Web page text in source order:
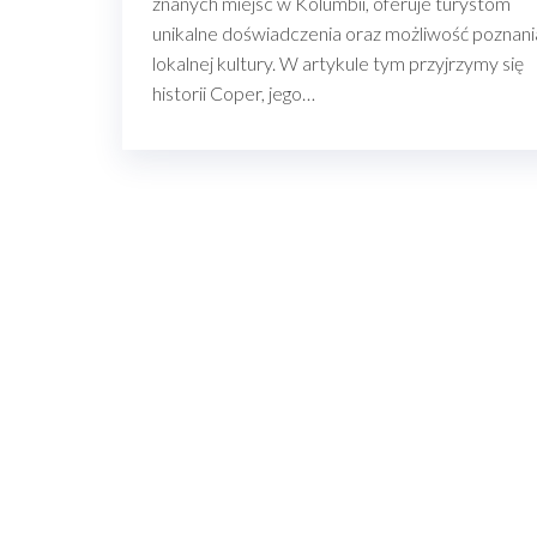
unikalne doświadczenia oraz możliwość
lokalnej kultury. W artykule tym przyjrzymy się
historii Coper, jego…